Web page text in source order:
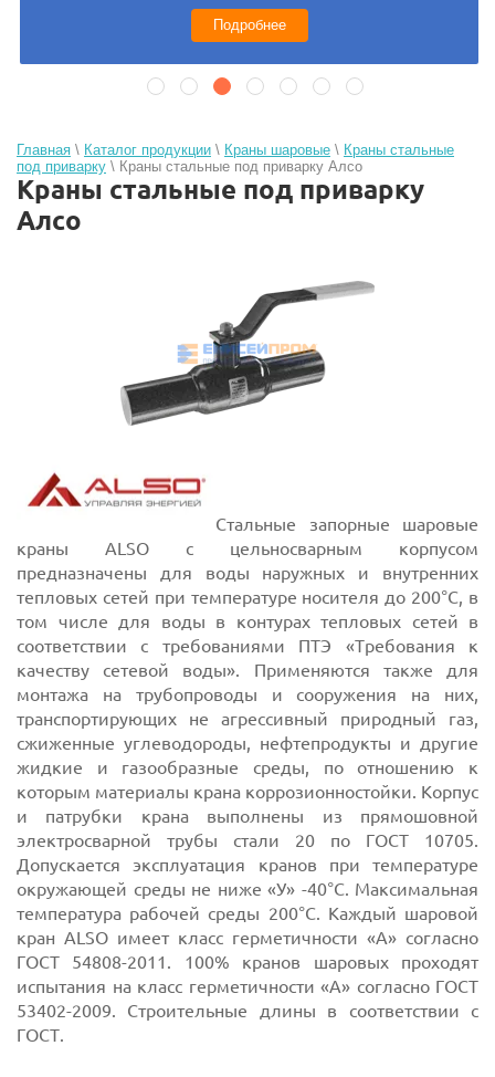
Подробнее
Главная \ Каталог продукции \ Краны шаровые \ Краны стальные
под приварку \ Краны стальные под приварку Алсо
Краны стальные под приварку
Алсо
Стальные запорные шаровые
краны ALSO с цельносварным корпусом
предназначены для воды наружных и внутренних
тепловых сетей при температуре носителя до 200°С, в
том числе для воды в контурах тепловых сетей в
соответствии с требованиями ПТЭ «Требования к
качеству сетевой воды». Применяются также для
монтажа на трубопроводы и сооружения на них,
транспортирующих не агрессивный природный газ,
сжиженные углеводороды, нефтепродукты и другие
жидкие и газообразные среды, по отношению к
которым материалы крана коррозионностойки. Корпус
и патрубки крана выполнены из прямошовной
электросварной трубы стали 20 по ГОСТ 10705.
Допускается эксплуатация кранов при температуре
окружающей среды не ниже «У» -40°С. Максимальная
температура рабочей среды 200°С. Каждый шаровой
кран ALSO имеет класс герметичности «А» согласно
ГОСТ 54808-2011. 100% кранов шаровых проходят
испытания на класс герметичности «А» согласно ГОСТ
53402-2009. Строительные длины в соответствии с
ГОСТ.